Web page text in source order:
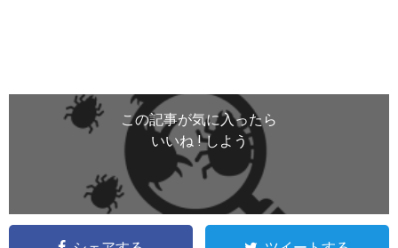
この記事が気に入ったら
いいね ! しよう